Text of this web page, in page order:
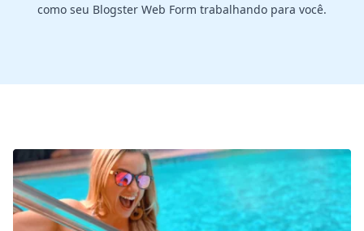
como seu Blogster Web Form trabalhando para você.